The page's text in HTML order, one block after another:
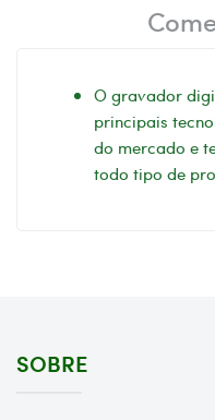
O gravador
principais
do mercado e
todo tipo de
SOBRE